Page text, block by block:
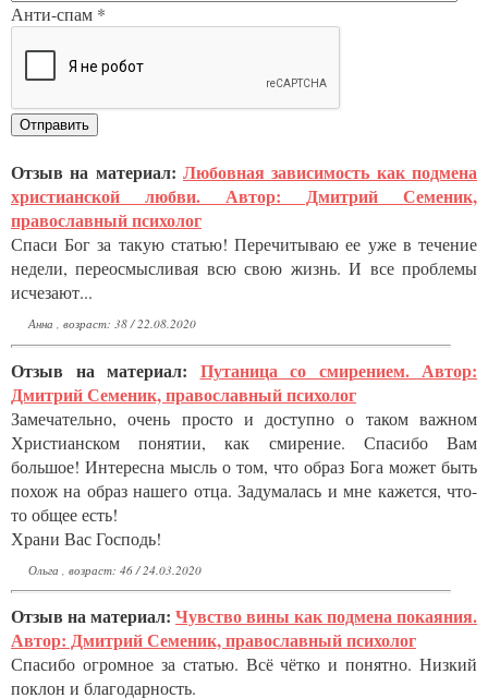
Анти-спам *
Отзыв на материал: Любовная зависимость как подмена
христианской любви. Автор: Дмитрий Семеник,
православный психолог
Спаси Бог за такую статью! Перечитываю ее уже в течение
недели, переосмысливая всю свою жизнь. И все проблемы
исчезают...
Анна , возраст: 38 / 22.08.2020
Отзыв на материал: Путаница со смирением. Автор:
Дмитрий Семеник, православный психолог
Замечательно, очень просто и доступно о таком важном
Христианском понятии, как смирение. Спасибо Вам
большое! Интересна мысль о том, что образ Бога может быть
похож на образ нашего отца. Задумалась и мне кажется, что-
то общее есть!
Храни Вас Господь!
Ольга , возраст: 46 / 24.03.2020
Отзыв на материал: Чувство вины как подмена покаяния.
Автор: Дмитрий Семеник, православный психолог
Спасибо огромное за статью. Всё чётко и понятно. Низкий
поклон и благодарность.